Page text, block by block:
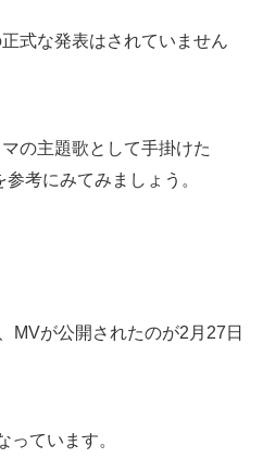
式な発表はされていません
の主題歌として手掛けた
参考にみてみましょう。
MVが公開されたのが2月27日
っています。